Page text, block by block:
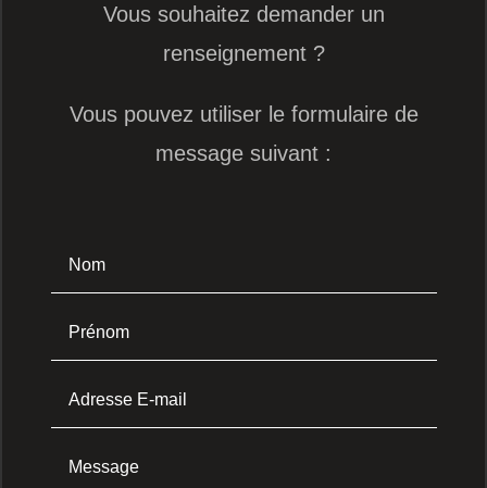
Vous souhaitez demander un
renseignement ?
Vous pouvez utiliser le formulaire de
message suivant :